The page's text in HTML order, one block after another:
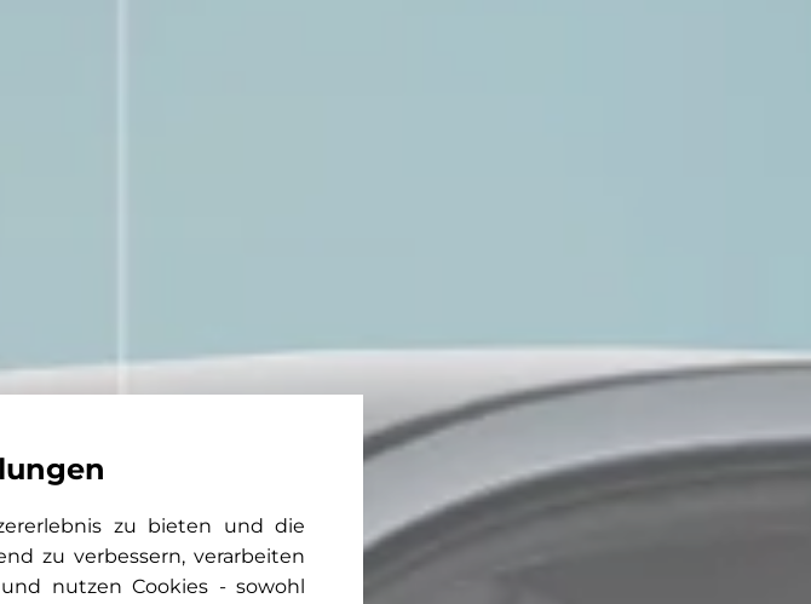
zu bieten und die
zu verbessern, verarbeiten
nutzen Cookies - sowohl